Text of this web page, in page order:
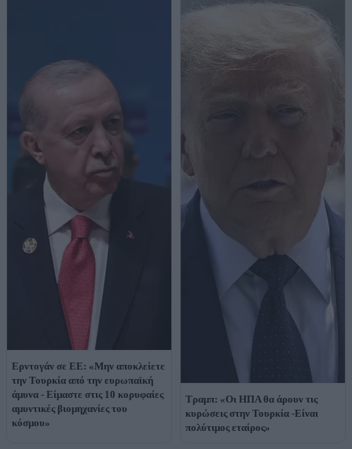
Ερντογάν σε ΕΕ: «Μην αποκλείετε
την Τουρκία από την ευρωπαϊκή
άμυνα - Είμαστε στις 10 κορυφαίες
αμυντικές βιομηχανίες του
κόσμου»
Τραμπ: «Οι ΗΠΑ θα άρουν τις
κυρώσεις στην Τουρκία -Είναι
πολύτιμος εταίρος»